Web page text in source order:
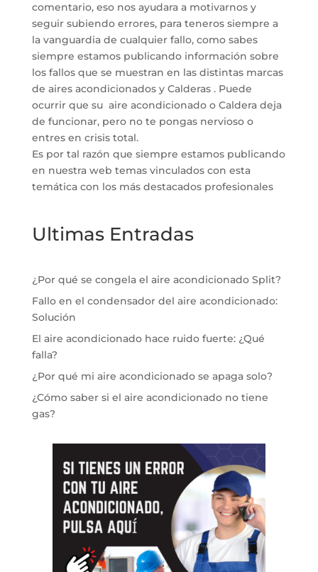
comentario, eso nos ayudara a motivarnos y
seguir subiendo errores, para teneros siempre a
la vanguardia de cualquier fallo, como sabes
siempre estamos publicando información sobre
los fallos que se muestran en las distintas marcas
de aires acondicionados y Calderas . Puede
ocurrir que su aire acondicionado o Caldera deja
de funcionar, pero no te pongas nervioso o
entres en crisis total.
Es por tal razón que siempre estamos publicando
en nuestra web temas vinculados con esta
temática con los más destacados profesionales
Ultimas Entradas
¿Por qué se congela el aire acondicionado Split?
Fallo en el condensador del aire acondicionado:
Solución
El aire acondicionado hace ruido fuerte: ¿Qué
falla?
¿Por qué mi aire acondicionado se apaga solo?
¿Cómo saber si el aire acondicionado no tiene
gas?